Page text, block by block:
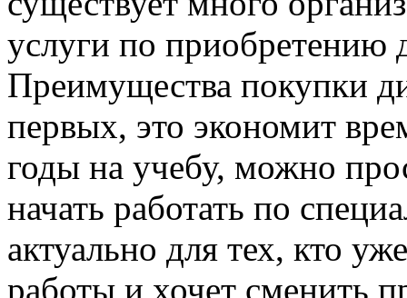
услуги по приобретению
Преимущества покупки
первых, это экономит
годы на учебу, можно
начать работать по
актуально для тех, кто
работы и хочет сменить